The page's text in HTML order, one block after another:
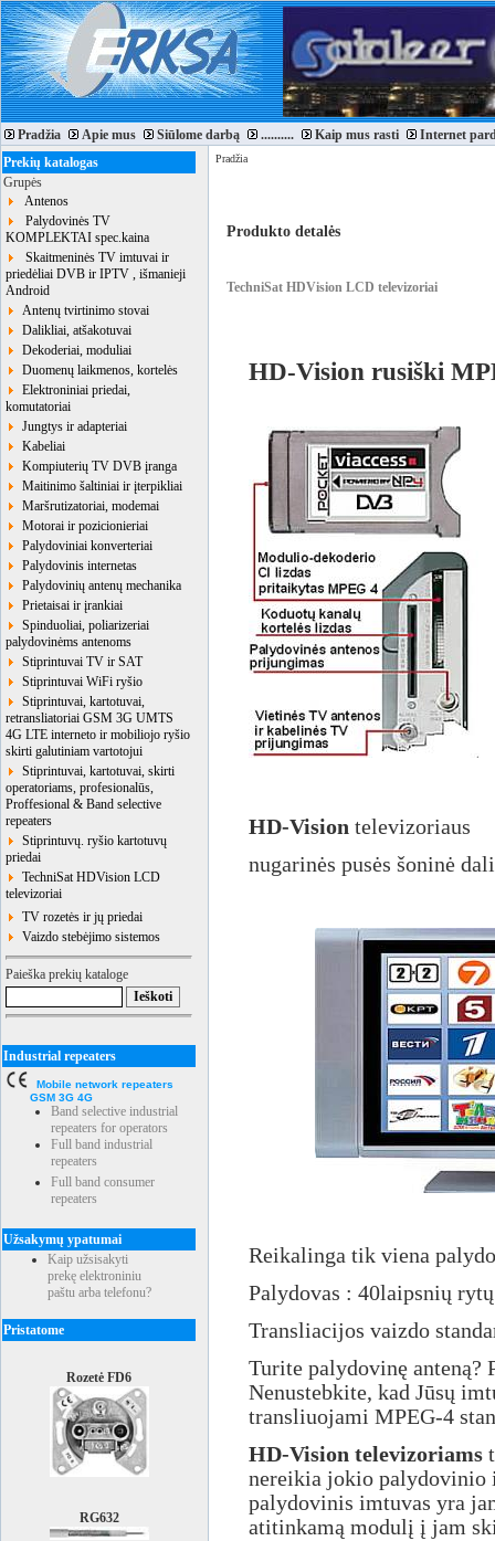
Pradžia Apie mus Siūlome darbą .......... Kaip mus rasti
Internet
Prekių katalogas
Grupės
Antenos
Palydovinės TV
KOMPLEKTAI spec.kaina
Skaitmeninės TV imtuvai ir
priedėliai DVB ir IPTV , išmanieji
Android
Antenų tvirtinimo stovai
Dalikliai, atšakotuvai
Dekoderiai, moduliai
Duomenų laikmenos, kortelės
Elektroniniai priedai,
komutatoriai
Jungtys ir adapteriai
Kabeliai
Kompiuterių TV DVB įranga
Maitinimo šaltiniai ir įterpikliai
Maršrutizatoriai, modemai
Motorai ir pozicionieriai
Palydoviniai konverteriai
Palydovinis internetas
Palydovinių antenų mechanika
Prietaisai ir įrankiai
Spinduoliai, poliarizeriai
palydovinėms antenoms
Stiprintuvai TV ir SAT
Stiprintuvai WiFi ryšio
Stiprintuvai, kartotuvai,
retransliatoriai GSM 3G UMTS
4G LTE interneto ir mobiliojo ryšio
skirti galutiniam vartotojui
Stiprintuvai, kartotuvai, skirti
operatoriams, profesionalūs,
Proffesional & Band selective
repeaters
Stiprintuvų. ryšio kartotuvų
priedai
TechniSat HDVision LCD
televizoriai
TV rozetės ir jų priedai
Vaizdo stebėjimo sistemos
Paieška prekių kataloge
Industrial repeaters
Mobile network repeaters
GSM 3G 4G
Band selective industrial
repeaters for operators
Full band industrial
repeaters
Full band consumer
repeaters
Užsakymų ypatumai
Kaip užsisakyti
prekę elektroniniu
paštu arba telefonu?
Pristatome
Rozetė FD6
RG632
Pradžia
Produkto detalės
TechniSat HDVision LCD televizoriai
HD-Vision rusiški
HD-Vision televizoriaus
nugarinės pusės šoninė
Reikalinga tik viena
Palydovas : 40laipsnių
Transliacijos vaizdo
Turite palydovinę anteną?
Nenustebkite, kad Jūsų
transliuojami MPEG-4
HD-Vision televizoriams
nereikia jokio palydovinio
palydovinis imtuvas yra
atitinkamą modulį į jam